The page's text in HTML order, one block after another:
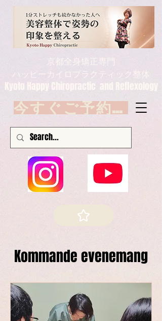
京都全身矯正専門
ハッピーカイロプラクティック整体
Kyoto Happy Chiropractic and Reflexology
今すぐご予約 Book now
Kommande evenemang